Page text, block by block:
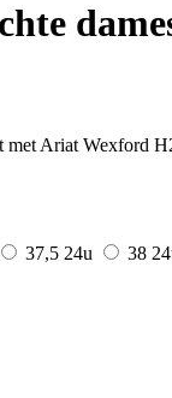
Ariat Wexford
37,5 24u 38